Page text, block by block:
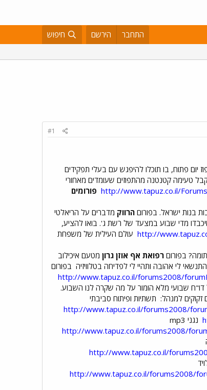
התחבר הירשם חיפוש
#1
בין השעות 16:00-19:00 נקיים בתפוז יום פתוח, בו תוכלו להיפגש עם בעלי תפקידים
טעימה קטנטנה מהתפוזים שעומדים מאחורי
http://www.tapuz.co.il/ פורומים
בנות ישראל. בפורום הרווק מדברים על הריאלטי
מדי שבוע במצעד של רשת ג'. בואו להציע,
http:// עולם העילית של משפחת
בפורום רפואת אף אוזן גרון מטעם איכילוב
התנשאי לי אהובה ותהיי לי לפדיחה בטלוויזיה בפורום
http://www.tapuz.co.il/forums2008/
דו"ח שבועי מלא הומור על מה שקרה לנו השבוע.
זקוקים למנהל: תשתיות ופיתוח סביבתי
http://www.tapuz.co.il/forums2008/
נגני mp3
http://www.tapuz.co.il/forums2008/
http://www.tapuz.co.il/
http://www.tapuz.co.il/forums2008/